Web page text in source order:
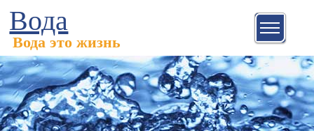
Вода
Вода это жизнь